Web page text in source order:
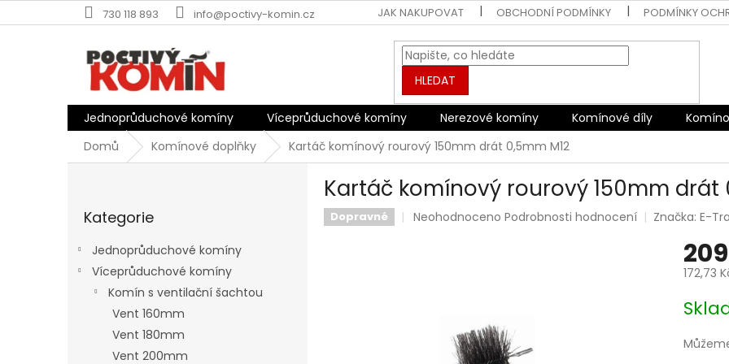
na
730 118 893 info@poctivy-komin.cz JAK NAKUPOVAT OBCHODNÍ PODMÍNKY PODMÍNKY
HLEDAT
Jednoprůduchové komíny Víceprůduchové komíny Nerezové komíny Komínové díly
Domů
Komínové doplňky Kartáč komínový rourový 150mm drát 0,5mm M12
kategorie
Kategorie
Jednoprůduchové komíny
Víceprůduchové komíny
Komín s ventilační šachtou
Vent 160mm
Vent 180mm
Vent 200mm
Kartáč komínový rourový 150mm drát
Dopravné
Průměrné
Neohodnoceno Podrobnosti hodnocení Značka: E-
172,73
cena: